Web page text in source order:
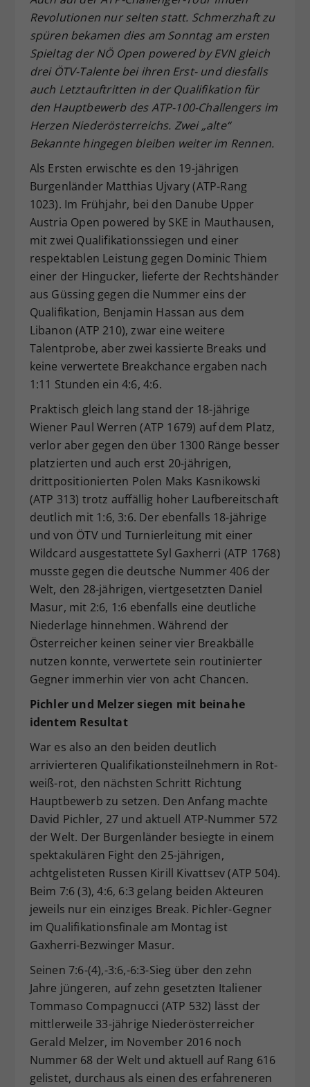
Revolutionen nur selten statt. Schmerzhaft zu
spüren bekamen dies am Sonntag am ersten
Spieltag der NÖ Open powered by EVN gleich
drei ÖTV-Talente bei ihren Erst- und diesfalls
auch Letztauftritten in der Qualifikation für
den Hauptbewerb des ATP-100-Challengers im
Herzen Niederösterreichs. Zwei „alte“
Bekannte hingegen bleiben weiter im Rennen.
Als Ersten erwischte es den 19-jährigen
Burgenländer Matthias Ujvary (ATP-Rang
1023). Im Frühjahr, bei den Danube Upper
Austria Open powered by SKE in Mauthausen,
mit zwei Qualifikationssiegen und einer
respektablen Leistung gegen Dominic Thiem
einer der Hingucker, lieferte der Rechtshänder
aus Güssing gegen die Nummer eins der
Qualifikation, Benjamin Hassan aus dem
Libanon (ATP 210), zwar eine weitere
Talentprobe, aber zwei kassierte Breaks und
keine verwertete Breakchance ergaben nach
1:11 Stunden ein 4:6, 4:6.
Praktisch gleich lang stand der 18-jährige
Wiener Paul Werren (ATP 1679) auf dem Platz,
verlor aber gegen den über 1300 Ränge besser
platzierten und auch erst 20-jährigen,
drittpositionierten Polen Maks Kasnikowski
(ATP 313) trotz auffällig hoher Laufbereitschaft
deutlich mit 1:6, 3:6. Der ebenfalls 18-jährige
und von ÖTV und Turnierleitung mit einer
Wildcard ausgestattete Syl Gaxherri (ATP 1768)
musste gegen die deutsche Nummer 406 der
Welt, den 28-jährigen, viertgesetzten Daniel
Masur, mit 2:6, 1:6 ebenfalls eine deutliche
Niederlage hinnehmen. Während der
Österreicher keinen seiner vier Breakbälle
nutzen konnte, verwertete sein routinierter
Gegner immerhin vier von acht Chancen.
Pichler und Melzer siegen mit beinahe
identem Resultat
War es also an den beiden deutlich
arrivierteren Qualifikationsteilnehmern in Rot-
weiß-rot, den nächsten Schritt Richtung
Hauptbewerb zu setzen. Den Anfang machte
David Pichler, 27 und aktuell ATP-Nummer 572
der Welt. Der Burgenländer besiegte in einem
spektakulären Fight den 25-jährigen,
achtgelisteten Russen Kirill Kivattsev (ATP 504).
Beim 7:6 (3), 4:6, 6:3 gelang beiden Akteuren
jeweils nur ein einziges Break. Pichler-Gegner
im Qualifikationsfinale am Montag ist
Gaxherri-Bezwinger Masur.
Seinen 7:6-(4),-3:6,-6:3-Sieg über den zehn
Jahre jüngeren, auf zehn gesetzten Italiener
Tommaso Compagnucci (ATP 532) lässt der
mittlerweile 33-jährige Niederösterreicher
Gerald Melzer, im November 2016 noch
Nummer 68 der Welt und aktuell auf Rang 616
gelistet, durchaus als einen des erfahreneren
Zweck
Dieser Wert speichert Ihre Consent-
Einstellungen. Unter anderem eine
zufällig generierte ID, für die
historische Speicherung Ihrer
vorgenommen Einstellungen, falls der
Webseiten-Betreiber dies eingestellt
hat.